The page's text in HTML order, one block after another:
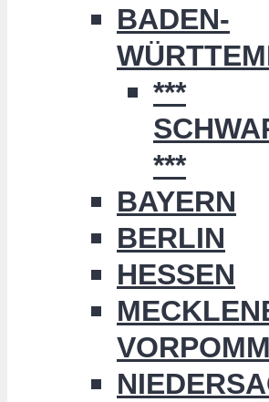
BADEN-
***
***
BAYERN
BERLIN
HESSEN